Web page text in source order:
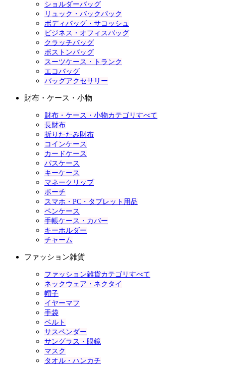
ショルダーバッグ
リュック・バックパック
ボディバッグ・サコッシュ
ビジネス・オフィスバッグ
クラッチバッグ
ボストンバッグ
スーツケース・トランク
エコバッグ
バッグアクセサリー
財布・ケース・小物
財布・ケース・小物カテゴリすべて
長財布
折りたたみ財布
コインケース
カードケース
パスケース
キーケース
マネークリップ
ポーチ
スマホ・PC・タブレット用品
ペンケース
手帳ケース・カバー
キーホルダー
チャーム
ファッション雑貨
ファッション雑貨カテゴリすべて
ネックウェア・ネクタイ
帽子
イヤーマフ
手袋
ベルト
サスペンダー
サングラス・眼鏡
マスク
タオル・ハンカチ